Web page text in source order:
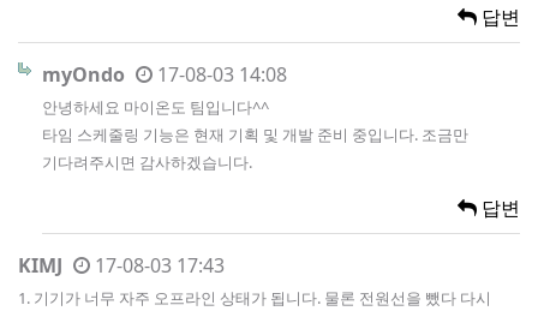
답변
myOndo 17-08-03 14:08
안녕하세요 마이온도 팀입니다^^
타임 스케줄링 기능은 현재 기획 및 개발 준비 중입니다. 조금만
기다려주시면 감사하겠습니다.
답변
KIMJ 17-08-03 17:43
1. 기기가 너무 자주 오프라인 상태가 됩니다. 물론 전원선을 뺐다 다시